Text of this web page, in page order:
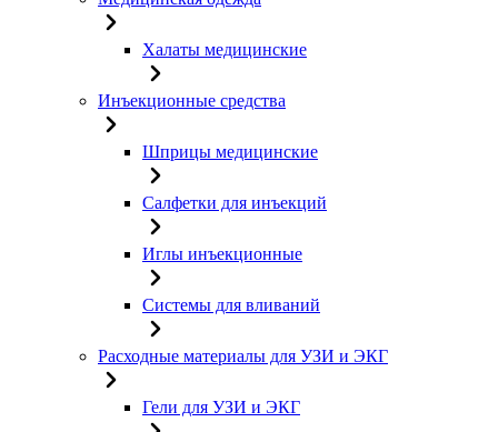
Халаты медицинские
Инъекционные средства
Шприцы медицинские
Салфетки для инъекций
Иглы инъекционные
Системы для вливаний
Расходные материалы для УЗИ и ЭКГ
Гели для УЗИ и ЭКГ